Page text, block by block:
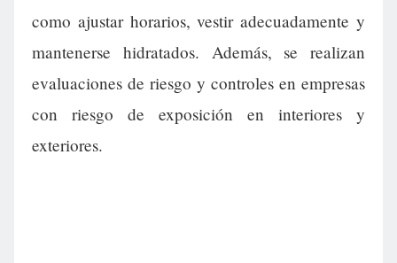
como ajustar horarios, vestir adecuadamente y
mantenerse hidratados. Además, se realizan
evaluaciones de riesgo y controles en empresas
con riesgo de exposición en interiores y
exteriores.